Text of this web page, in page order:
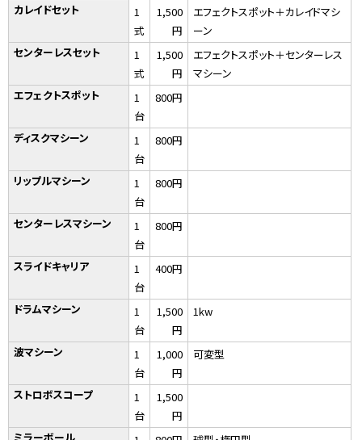
カレイドセット
1
式
1,500
円
エフェクトスポット＋カレイドマシ
ーン
センターレスセット
1
式
1,500
円
エフェクトスポット＋センターレス
マシーン
エフェクトスポット
1
台
800円
ディスクマシーン
1
台
800円
リップルマシーン
1
台
800円
センターレスマシーン
1
台
800円
スライドキャリア
1
台
400円
ドラムマシーン
1
台
1,500
円
1kw
波マシーン
1
台
1,000
円
可変型
ストロボスコープ
1
台
1,500
円